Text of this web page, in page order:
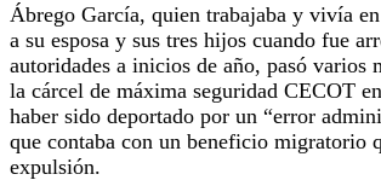
Ábrego García, quien trabajaba y vivía
a su esposa y sus tres hijos cuando fue
autoridades a inicios de año, pasó varios
la cárcel de máxima seguridad CECOT
haber sido deportado por un “error
que contaba con un beneficio migratorio
expulsión.